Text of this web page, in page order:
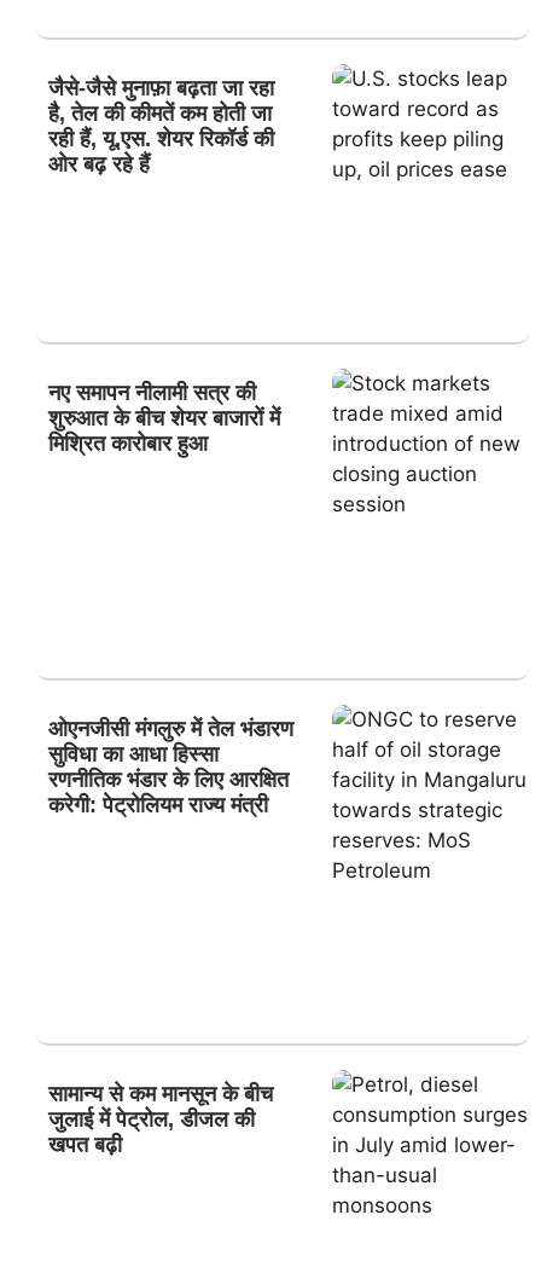
जैसे-जैसे मुनाफ़ा बढ़ता जा रहा
है, तेल की कीमतें कम होती जा
रही हैं, यू.एस. शेयर रिकॉर्ड की
ओर बढ़ रहे हैं
नए समापन नीलामी सत्र की
शुरुआत के बीच शेयर बाजारों में
मिश्रित कारोबार हुआ
ओएनजीसी मंगलुरु में तेल भंडारण
सुविधा का आधा हिस्सा
रणनीतिक भंडार के लिए आरक्षित
करेगी: पेट्रोलियम राज्य मंत्री
सामान्य से कम मानसून के बीच
जुलाई में पेट्रोल, डीजल की
खपत बढ़ी